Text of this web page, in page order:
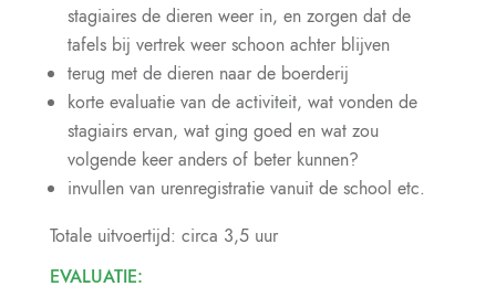
stagiaires de dieren weer in, en zorgen dat de
tafels bij vertrek weer schoon achter blijven
terug met de dieren naar de boerderij
korte evaluatie van de activiteit, wat vonden de
stagiairs ervan, wat ging goed en wat zou
volgende keer anders of beter kunnen?
invullen van urenregistratie vanuit de school etc.
Totale uitvoertijd: circa 3,5 uur
EVALUATIE: